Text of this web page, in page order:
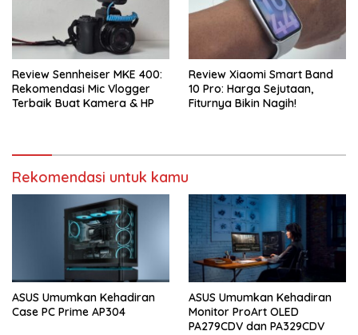
Review Sennheiser MKE 400:
Rekomendasi Mic Vlogger
Terbaik Buat Kamera & HP
Review Xiaomi Smart Band
10 Pro: Harga Sejutaan,
Fiturnya Bikin Nagih!
Rekomendasi untuk kamu
ASUS Umumkan Kehadiran
Case PC Prime AP304
ASUS Umumkan Kehadiran
Monitor ProArt OLED
PA279CDV dan PA329CDV